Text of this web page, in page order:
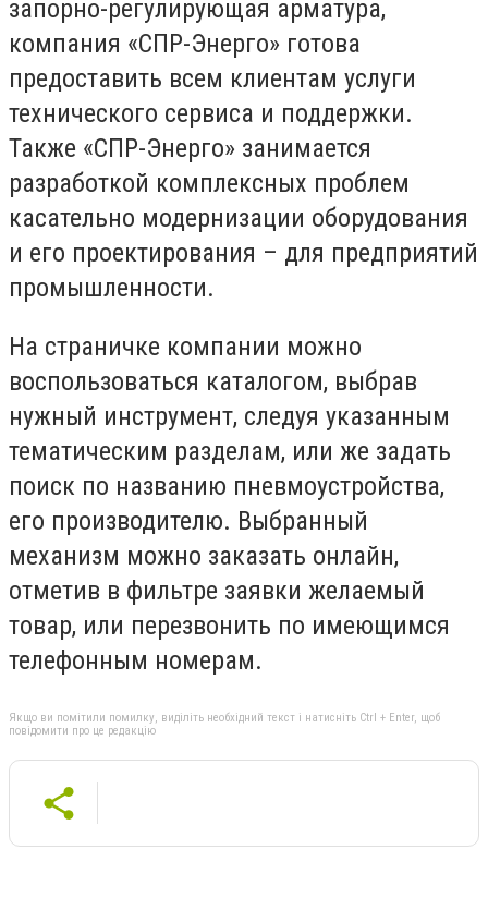
запорно-регулирующая арматура,
компания «СПР-Энерго» готова
предоставить всем клиентам услуги
технического сервиса и поддержки.
Также «СПР-Энерго» занимается
разработкой комплексных проблем
касательно модернизации оборудования
и его проектирования – для предприятий
промышленности.
На страничке компании можно
воспользоваться каталогом, выбрав
нужный инструмент, следуя указанным
тематическим разделам, или же задать
поиск по названию пневмоустройства,
его производителю. Выбранный
механизм можно заказать онлайн,
отметив в фильтре заявки желаемый
товар, или перезвонить по имеющимся
телефонным номерам.
Якщо ви помітили помилку, виділіть необхідний текст і натисніть Ctrl + Enter, щоб
повідомити про це редакцію